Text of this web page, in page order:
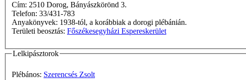
Cím: 2510 Dorog, Bányászkörönd 3.
Telefon: 33/431-783
Anyakönyvek: 1938-tól, a korábbiak a dorogi plébánián.
Területi beosztás: Főszékesegyházi Espereskerület
Lelkipásztorok
Plébános: Szerencsés Zsolt